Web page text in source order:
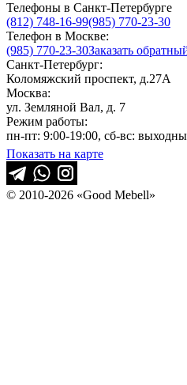
Телефоны в Санкт-Петербурге
(812) 748-16-99(985) 770-23-30
Телефон в Москве:
(985) 770-23-30Заказать
Санкт-Петербург:
Коломяжский проспект, д.27А
Москва:
ул. Земляной Вал, д. 7
Режим работы:
пн-пт: 9:00-19:00, сб-вс:
Показать на карте
© 2010-2026 «Good Mebell»